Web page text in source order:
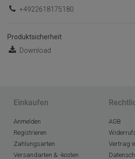
+4922618175180
Produktsicherheit
Download
Einkaufen
Anmelden
Registrieren
Zahlungsarten
Versandarten & -kosten
AGB
Vertrag